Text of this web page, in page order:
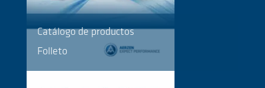
Catálogo de productos
Folleto